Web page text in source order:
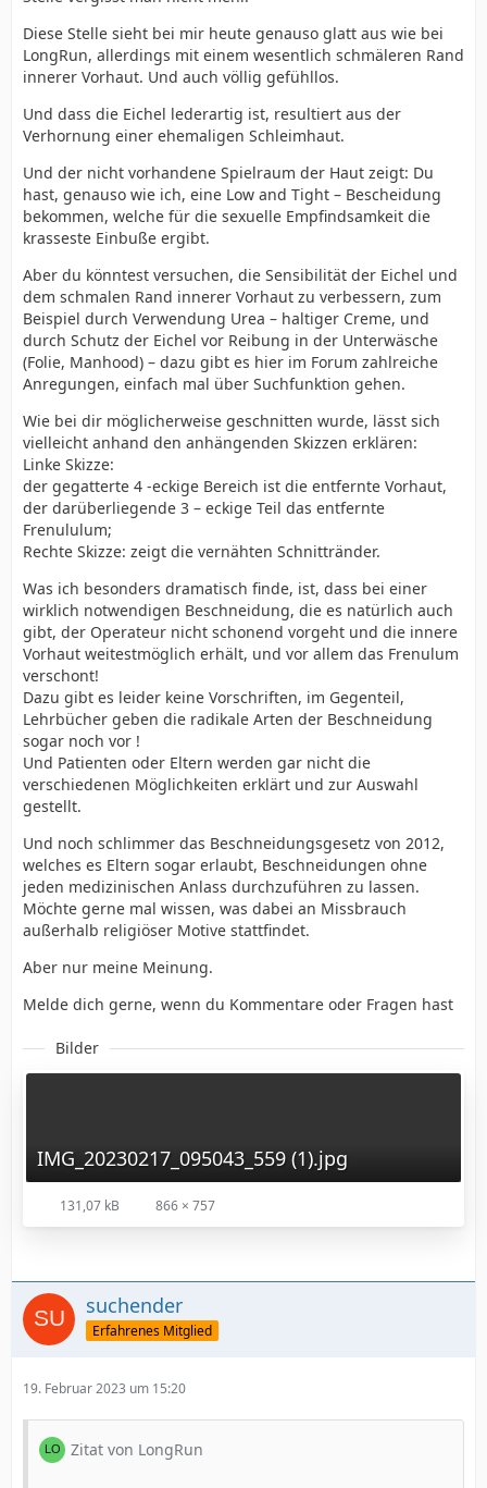
Diese Stelle sieht bei mir heute genauso glatt aus wie bei
LongRun, allerdings mit einem wesentlich schmäleren Rand
innerer Vorhaut. Und auch völlig gefühllos.
Und dass die Eichel lederartig ist, resultiert aus der
Verhornung einer ehemaligen Schleimhaut.
Und der nicht vorhandene Spielraum der Haut zeigt: Du
hast, genauso wie ich, eine Low and Tight – Bescheidung
bekommen, welche für die sexuelle Empfindsamkeit die
krasseste Einbuße ergibt.
Aber du könntest versuchen, die Sensibilität der Eichel und
dem schmalen Rand innerer Vorhaut zu verbessern, zum
Beispiel durch Verwendung Urea – haltiger Creme, und
durch Schutz der Eichel vor Reibung in der Unterwäsche
(Folie, Manhood) – dazu gibt es hier im Forum zahlreiche
Anregungen, einfach mal über Suchfunktion gehen.
Wie bei dir möglicherweise geschnitten wurde, lässt sich
vielleicht anhand den anhängenden Skizzen erklären:
Linke Skizze:
der gegatterte 4 -eckige Bereich ist die entfernte Vorhaut,
der darüberliegende 3 – eckige Teil das entfernte
Frenululum;
Rechte Skizze: zeigt die vernähten Schnittränder.
Was ich besonders dramatisch finde, ist, dass bei einer
wirklich notwendigen Beschneidung, die es natürlich auch
gibt, der Operateur nicht schonend vorgeht und die innere
Vorhaut weitestmöglich erhält, und vor allem das Frenulum
verschont!
Dazu gibt es leider keine Vorschriften, im Gegenteil,
Lehrbücher geben die radikale Arten der Beschneidung
sogar noch vor !
Und Patienten oder Eltern werden gar nicht die
verschiedenen Möglichkeiten erklärt und zur Auswahl
gestellt.
Und noch schlimmer das Beschneidungsgesetz von 2012,
welches es Eltern sogar erlaubt, Beschneidungen ohne
jeden medizinischen Anlass durchzuführen zu lassen.
Möchte gerne mal wissen, was dabei an Missbrauch
außerhalb religiöser Motive stattfindet.
Aber nur meine Meinung.
Melde dich gerne, wenn du Kommentare oder Fragen hast
Bilder
IMG_20230217_095043_559 (1).jpg
131,07 kB 866 × 757
suchender
Erfahrenes Mitglied
19. Februar 2023 um 15:20
Zitat von LongRun